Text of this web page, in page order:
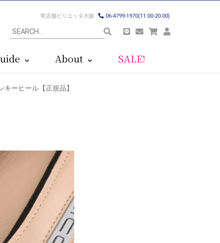
実店舗ビリエッタ大阪 06-4799-1970(11:00-20:00)
About SALE!
キーヒール【正規品】